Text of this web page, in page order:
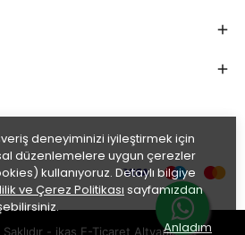
deneyiminizi iyileştirmek için
düzenlemelere uygun çerezler
kullanıyoruz. Detaylı bilgiye
ve Çerez Politikası sayfamızdan
Anladım
- ikas E-Ticaret Altyapısı ile